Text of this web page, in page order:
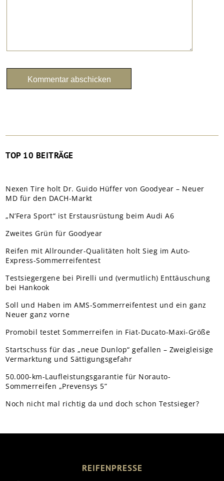
TOP 10 BEITRÄGE
Nexen Tire holt Dr. Guido Hüffer von Goodyear – Neuer
MD für den DACH-Markt
„N’Fera Sport“ ist Erstausrüstung beim Audi A6
Zweites Grün für Goodyear
Reifen mit Allrounder-Qualitäten holt Sieg im Auto-
Express-Sommerreifentest
Testsiegergene bei Pirelli und (vermutlich) Enttäuschung
bei Hankook
Soll und Haben im AMS-Sommerreifentest und ein ganz
Neuer ganz vorne
Promobil testet Sommerreifen in Fiat-Ducato-Maxi-Größe
Startschuss für das „neue Dunlop“ gefallen – Zweigleisige
Vermarktung und Sättigungsgefahr
50.000-km-Laufleistungsgarantie für Norauto-
Sommerreifen „Prevensys 5”
Noch nicht mal richtig da und doch schon Testsieger?
REIFENPRESSE